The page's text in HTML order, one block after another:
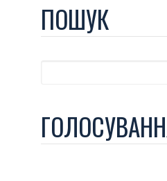
ПОШУК